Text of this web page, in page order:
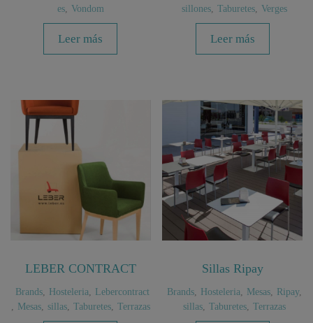
es, Vondom
Leer más
sillones, Taburetes, Verges
Leer más
LEBER CONTRACT
Brands, Hosteleria,
Lebercontract
, Mesas, sillas, Taburetes, Terrazas
Sillas Ripay
Brands, Hosteleria, Mesas, Ripay,
sillas, Taburetes, Terrazas